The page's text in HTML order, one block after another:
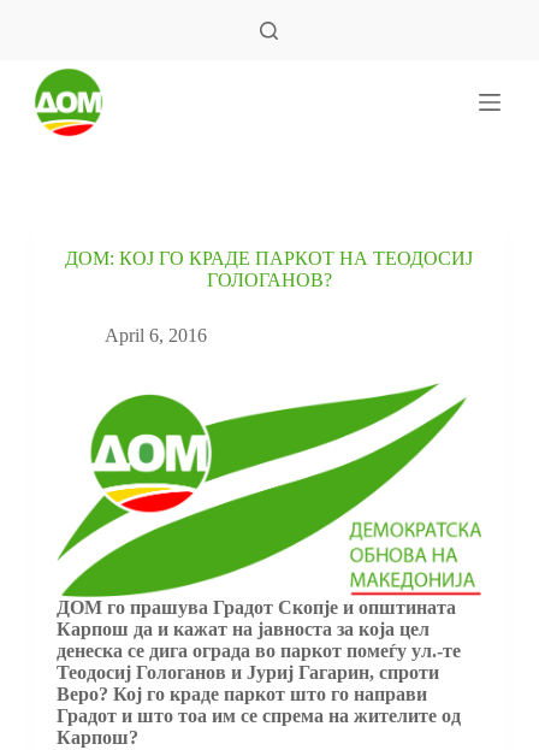
ДОМ: КОЈ ГО КРАДЕ ПАРКОТ НА ТЕОДОСИЈ
ГОЛОГАНОВ?
April 6, 2016
ДОМ го прашува Градот Скопје и општината
Карпош да и кажат на јавноста за која цел
денеска се дига ограда во паркот помеѓу ул.-те
Теодосиј Гологанов и Јуриј Гагарин, спроти
Веро? Кој го краде паркот што го направи
Градот и што тоа им се спрема на жителите од
Карпош?